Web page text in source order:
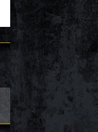
163х86см
от 3 лет...